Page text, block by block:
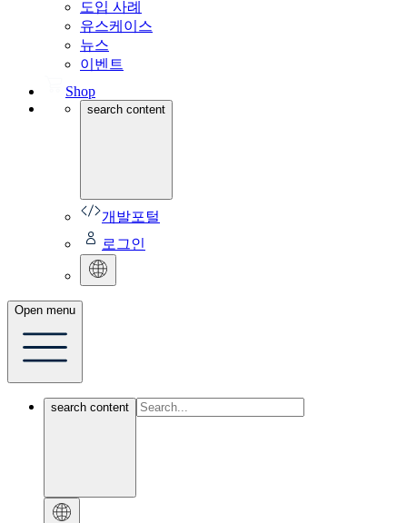
도입 사례
유스케이스
뉴스
이벤트
Shop
search content
개발포털
로그인
Open menu
search content